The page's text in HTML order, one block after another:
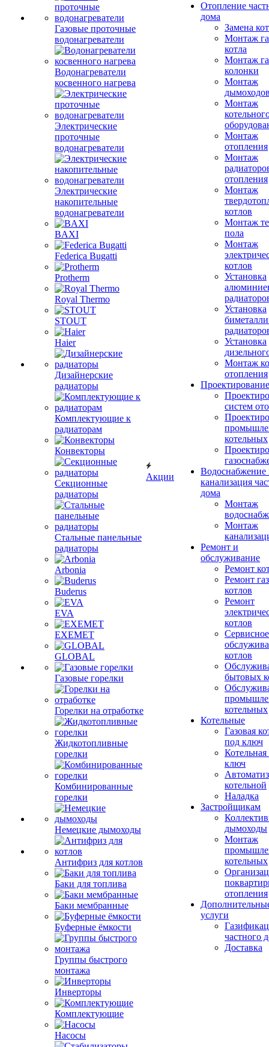
Газовые проточные
водонагреватели
Водонагреватели
косвенного нагрева
Электрические
проточные
водонагреватели
Электрические
накопительные
водонагреватели
BAXI
Federica Bugatti
Protherm
Royal Thermo
STOUT
Haier
Дизайнерские
радиаторы
Комплектующие к
радиаторам
Конвекторы
Секционные
радиаторы
Стальные панельные
радиаторы
Arbonia
Buderus
EVA
EXEMET
GLOBAL
Газовые горелки
Горелки на отработке
Жидкотопливные
горелки
Комбинированные
горелки
Немецкие дымоходы
Антифриз для котлов
Баки для топлива
Баки мембранные
Буферные ёмкости
Группы быстрого
монтажа
Инверторы
Комплектующие
Насосы
Акции
Отопление
дома
Замена
Монтаж
котла
Монтаж
колонки
Монтаж
Монтаж
Монтаж
отопления
Монтаж
отопления
Монтаж
котлов
Монтаж
пола
Монтаж
котлов
Установка
Установка
Установка
Монтаж
отопления
Проектирование
систем
котельных
Водоснабжение
канализация
дома
Монтаж
Монтаж
Ремонт и
обслуживание
Ремонт
Ремонт
котлов
Ремонт
котлов
Сервисное
котлов
бытовых
котельных
Котельные
Газовая
под ключ
ключ
котельной
Наладка
Застройщикам
дымоходы
Монтаж
котельных
отопления
услуги
частного
Доставка